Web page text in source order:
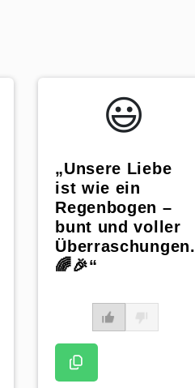
😃️
„Unsere Liebe
ist wie ein
Regenbogen –
bunt und voller
Überraschungen.
🌈🎉“